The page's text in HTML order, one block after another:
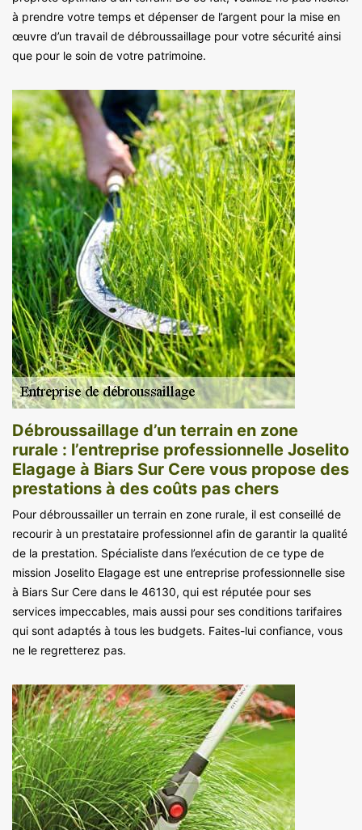
à prendre votre temps et dépenser de l’argent pour la mise en
œuvre d’un travail de débroussaillage pour votre sécurité ainsi
que pour le soin de votre patrimoine.
Débroussaillage d’un terrain en zone
rurale : l’entreprise professionnelle Joselito
Elagage à Biars Sur Cere vous propose des
prestations à des coûts pas chers
Pour débroussailler un terrain en zone rurale, il est conseillé de
recourir à un prestataire professionnel afin de garantir la qualité
de la prestation. Spécialiste dans l’exécution de ce type de
mission Joselito Elagage est une entreprise professionnelle sise
à Biars Sur Cere dans le 46130, qui est réputée pour ses
services impeccables, mais aussi pour ses conditions tarifaires
qui sont adaptés à tous les budgets. Faites-lui confiance, vous
ne le regretterez pas.